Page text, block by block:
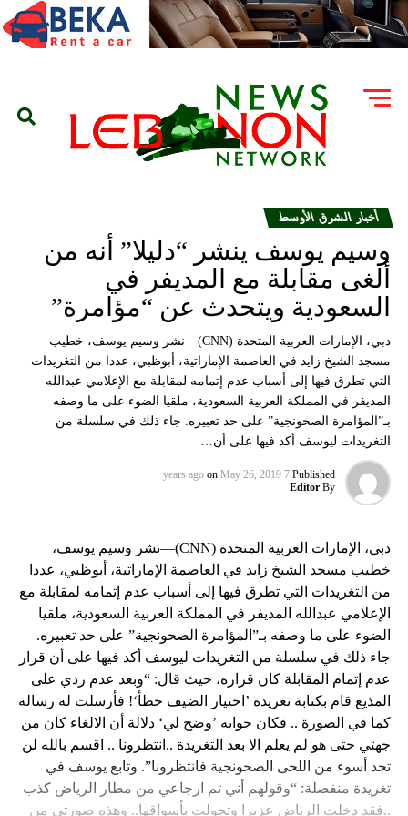
أخبار الشرق الأوسط
وسيم يوسف ينشر “دليلا” أنه من
ألغى مقابلة مع المديفر في
السعودية ويتحدث عن “مؤامرة”
دبي، الإمارات العربية المتحدة (CNN)—نشر وسيم يوسف، خطيب
مسجد الشيخ زايد في العاصمة الإماراتية، أبوظبي، عددا من التغريدات
التي تطرق فيها إلى أسباب عدم إتمامه لمقابلة مع الإعلامي عبدالله
المديفر في المملكة العربية السعودية، ملقيا الضوء على ما وصفه
بـ”المؤامرة الصحونجية” على حد تعبيره. جاء ذلك في سلسلة من
التغريدات ليوسف أكد فيها على أن…
Published
7 years ago
on May 26, 2019
By
Editor
دبي، الإمارات العربية المتحدة (CNN)—نشر وسيم يوسف،
خطيب مسجد الشيخ زايد في العاصمة الإماراتية، أبوظبي، عددا
من التغريدات التي تطرق فيها إلى أسباب عدم إتمامه لمقابلة مع
الإعلامي عبدالله المديفر في المملكة العربية السعودية، ملقيا
الضوء على ما وصفه بـ”المؤامرة الصحونجية” على حد تعبيره.
جاء ذلك في سلسلة من التغريدات ليوسف أكد فيها على أن قرار
عدم إتمام المقابلة كان قراره، حيث قال: “وبعد عدم ردي على
المذيع قام بكتابة تغريدة ’اختيار الضيف خطأ‘! فأرسلت له رسالة
كما في الصورة .. فكان جوابه ’وضح لي‘ دلالة أن الالغاء كان من
جهتي حتى هو لم يعلم الا بعد التغريدة ..انتظرونا .. اقسم بالله لن
تجد أسوء من اللحى الصحونجية فانتظرونا”. وتابع يوسف في
تغريدة منفصلة: “وقولهم أني تم ارجاعي من مطار الرياض كذب
..فقد دخلت الرياض عزيزا وتجولت بأسواقها.. وهذه صورتي من